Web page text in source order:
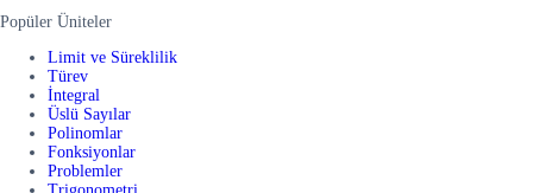
Popüler Üniteler
Limit ve Süreklilik
Türev
İntegral
Üslü Sayılar
Polinomlar
Fonksiyonlar
Problemler